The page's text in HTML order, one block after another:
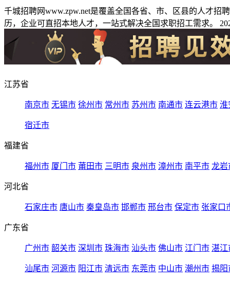
千城招聘网www.zpw.net是覆盖全国各省、市、区县的人才
历，企业可直招本地人才，一站式解决全国求职招工需求。
江苏省
南京市 无锡市 徐州市 常州市 苏州市 南通市 连云港市 淮
宿迁市
福建省
福州市 厦门市 莆田市 三明市 泉州市 漳州市 南平市 龙岩
河北省
石家庄市 唐山市 秦皇岛市 邯郸市 邢台市 保定市 张家口
广东省
广州市 韶关市 深圳市 珠海市 汕头市 佛山市 江门市 湛江
汕尾市 河源市 阳江市 清远市 东莞市 中山市 潮州市 揭阳